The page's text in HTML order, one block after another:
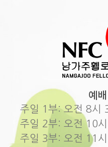
예
주일 1부: 오전 8시
주일 2부: 오전 10
주일 3부: 오전 11